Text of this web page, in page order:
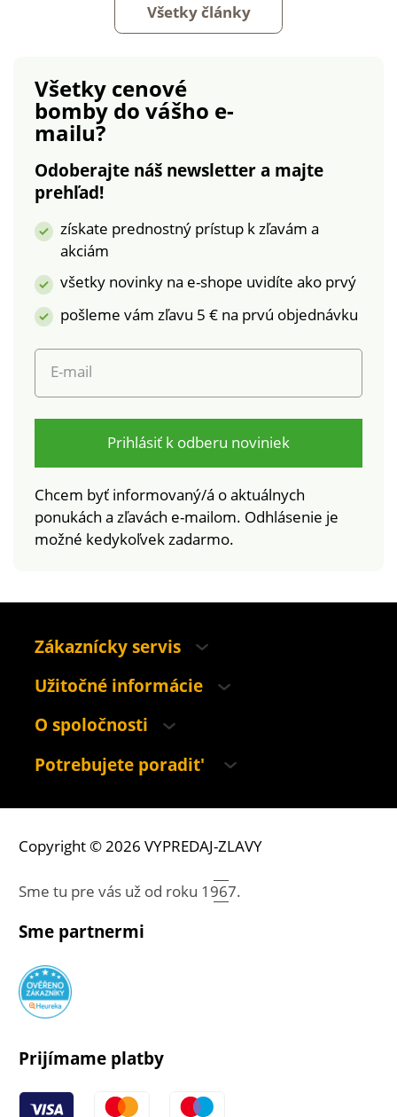
Všetky články
Všetky cenové
bomby do vášho e-
mailu?
Odoberajte náš newsletter a majte
prehľad!
získate prednostný prístup k zľavám a
akciám
všetky novinky na e-shope uvidíte ako prvý
pošleme vám zľavu 5 € na prvú objednávku
E-mail
Prihlásiť k odberu noviniek
Chcem byť informovaný/á o aktuálnych
ponukách a zľavách e-mailom. Odhlásenie je
možné kedykoľvek zadarmo.
Zákaznícky servis
Užitočné informácie
O spoločnosti
Potrebujete poradit'
Copyright © 2026 VYPREDAJ-ZLAVY
Sme tu pre vás už od roku 1967.
Sme partnermi
Prijímame platby